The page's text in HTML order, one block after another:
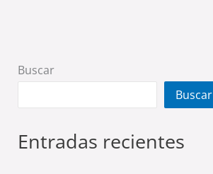
Buscar
Buscar
Entradas recientes